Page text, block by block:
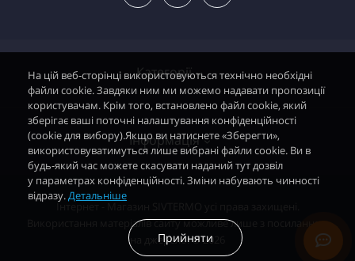
Категорії
Водонагрівачі електричні
Димохідні газові колонки
Димохідні газові котли і АОГВ
Радіатори опалення, Тепловентилятори
Запасні частини автоматика EuroSit
Інформація
Зворотній зв’язок
Інтернет - Магазин SIVTERMO усі права захищені.
Використання матеріалів сайту можливе лише з посиланням
на джерело. © 2026
На цій веб-сторінці використовуються технічно необхідні
файли cookie. Завдяки ним ми можемо надавати пропозиції
користувачам. Крім того, встановлено файл cookie, який
зберігає ваші поточні налаштування конфіденційності
(cookie для вибору).Якщо ви натиснете «Зберегти»,
використовуватимуться лише вибрані файли cookie. Ви в
будь-який час можете скасувати наданий тут дозвіл
у параметрах конфіденційності. Зміни набувають чинності
відразу.Детальніше
Прийняти